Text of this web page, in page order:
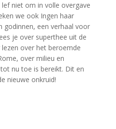
niet om in volle overgave
we ook Ingen haar
godinnen, een verhaal voor
je over superthee uit de
over het beroemde
over milieu en
nu toe is bereikt. Dit en
nieuwe onkruid!